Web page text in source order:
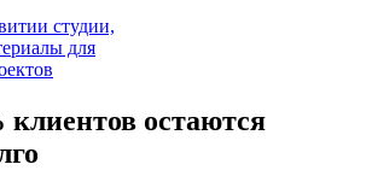
студии,
для
остаются